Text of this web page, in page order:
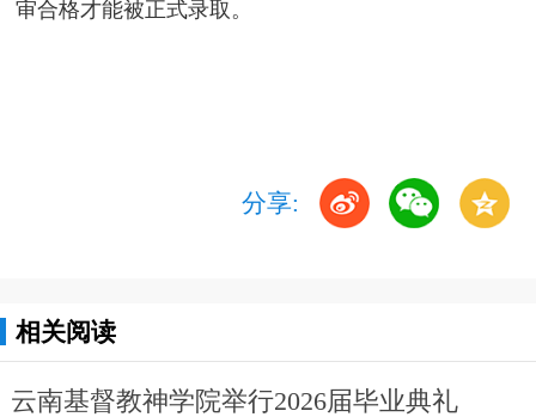
审合格才能被正式录取。
分享:
相关阅读
云南基督教神学院举行2026届毕业典礼